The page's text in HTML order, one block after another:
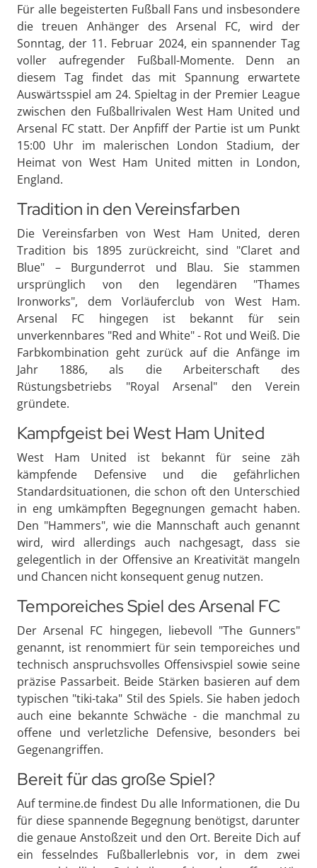
Für alle begeisterten Fußball Fans und insbesondere
die treuen Anhänger des Arsenal FC, wird der
Sonntag, der 11. Februar 2024, ein spannender Tag
voller aufregender Fußball-Momente. Denn an
diesem Tag findet das mit Spannung erwartete
Auswärtsspiel am 24. Spieltag in der Premier League
zwischen den Fußballrivalen West Ham United und
Arsenal FC statt. Der Anpfiff der Partie ist um Punkt
15:00 Uhr im malerischen London Stadium, der
Heimat von West Ham United mitten in London,
England.
Tradition in den Vereinsfarben
Die Vereinsfarben von West Ham United, deren
Tradition bis 1895 zurückreicht, sind "Claret and
Blue" – Burgunderrot und Blau. Sie stammen
ursprünglich von den legendären "Thames
Ironworks", dem Vorläuferclub von West Ham.
Arsenal FC hingegen ist bekannt für sein
unverkennbares "Red and White" - Rot und Weiß. Die
Farbkombination geht zurück auf die Anfänge im
Jahr 1886, als die Arbeiterschaft des
Rüstungsbetriebs "Royal Arsenal" den Verein
gründete.
Kampfgeist bei West Ham United
West Ham United ist bekannt für seine zäh
kämpfende Defensive und die gefährlichen
Standardsituationen, die schon oft den Unterschied
in eng umkämpften Begegnungen gemacht haben.
Den "Hammers", wie die Mannschaft auch genannt
wird, wird allerdings auch nachgesagt, dass sie
gelegentlich in der Offensive an Kreativität mangeln
und Chancen nicht konsequent genug nutzen.
Temporeiches Spiel des Arsenal FC
Der Arsenal FC hingegen, liebevoll "The Gunners"
genannt, ist renommiert für sein temporeiches und
technisch anspruchsvolles Offensivspiel sowie seine
präzise Passarbeit. Beide Stärken basieren auf dem
typischen "tiki-taka" Stil des Spiels. Sie haben jedoch
auch eine bekannte Schwäche - die manchmal zu
offene und verletzliche Defensive, besonders bei
Gegenangriffen.
Bereit für das große Spiel?
Auf termine.de findest Du alle Informationen, die Du
für diese spannende Begegnung benötigst, darunter
die genaue Anstoßzeit und den Ort. Bereite Dich auf
ein fesselndes Fußballerlebnis vor, in dem zwei